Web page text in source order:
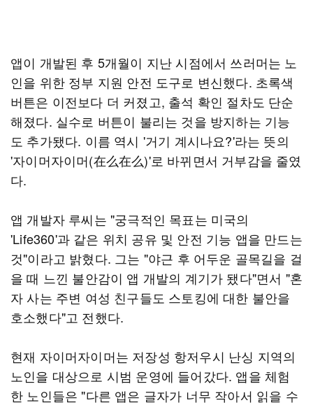
앱이 개발된 후 5개월이 지난 시점에서 쓰러머는 노
인을 위한 정부 지원 안전 도구로 변신했다. 초록색
버튼은 이전보다 더 커졌고, 출석 확인 절차도 단순
해졌다. 실수로 버튼이 불리는 것을 방지하는 기능
도 추가됐다. 이름 역시 '거기 계시나요?'라는 뜻의
'자이머자이머(在么在么)'로 바뀌면서 거부감을 줄였
다.
앱 개발자 루씨는 "궁극적인 목표는 미국의
'Life360'과 같은 위치 공유 및 안전 기능 앱을 만드는
것"이라고 밝혔다. 그는 "야근 후 어두운 골목길을 걸
을 때 느낀 불안감이 앱 개발의 계기가 됐다"면서 "혼
자 사는 주변 여성 친구들도 스토킹에 대한 불안을
호소했다"고 전했다.
현재 자이머자이머는 저장성 항저우시 난싱 지역의
노인을 대상으로 시범 운영에 들어갔다. 앱을 체험
한 노인들은 "다른 앱은 글자가 너무 작아서 읽을 수